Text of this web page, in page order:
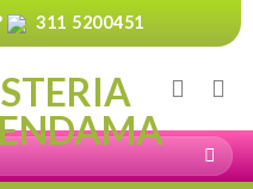
311 5200451